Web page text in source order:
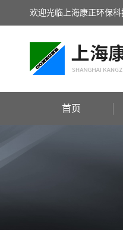
欢迎光临上海康正环保科
首页